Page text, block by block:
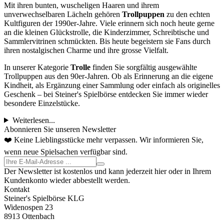
Mit ihren bunten, wuscheligen Haaren und ihrem
unverwechselbaren Lächeln gehören Trollpuppen zu den echten
Kultfiguren der 1990er-Jahre. Viele erinnern sich noch heute gerne
an die kleinen Glückstrolle, die Kinderzimmer, Schreibtische und
Sammlervitrinen schmückten. Bis heute begeistern sie Fans durch
ihren nostalgischen Charme und ihre grosse Vielfalt.
In unserer Kategorie Trolle finden Sie sorgfältig ausgewählte
Trollpuppen aus den 90er-Jahren. Ob als Erinnerung an die eigene
Kindheit, als Ergänzung einer Sammlung oder einfach als originelles
Geschenk – bei Steiner's Spielbörse entdecken Sie immer wieder
besondere Einzelstücke.
Weiterlesen...
Abonnieren Sie unseren Newsletter
❤️ Keine Lieblingsstücke mehr verpassen. Wir informieren Sie,
wenn neue Spielsachen verfügbar sind.
Der Newsletter ist kostenlos und kann jederzeit hier oder in Ihrem
Kundenkonto wieder abbestellt werden.
Kontakt
Steiner's Spielbörse KLG
Widenospen 23
8913 Ottenbach